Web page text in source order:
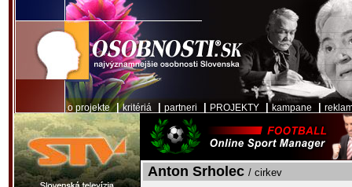
o projekte|kritériá partneri PROJEKTY kampane
Anton Srholec / cirkev